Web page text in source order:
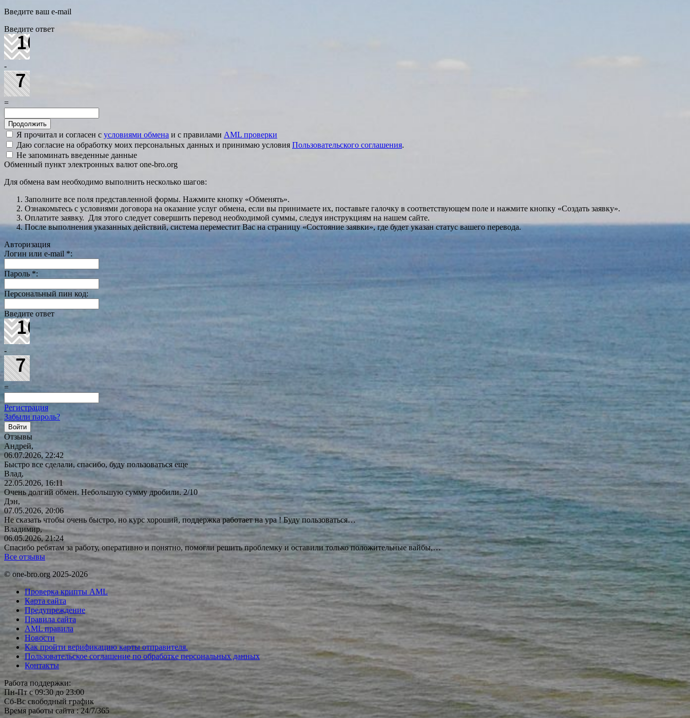
Введите ваш e-mail
Введите ответ
-
=
Я прочитал и согласен с условиями обмена и с правилами AML проверки
Даю согласие на обработку моих персональных данных и принимаю условия Пользовательского соглашения.
Не запоминать введенные данные
Обменный пункт электронных валют one-bro.org
Для обмена вам необходимо выполнить несколько шагов:
Заполните все поля представленной формы. Нажмите кнопку «Обменять».
Ознакомьтесь с условиями договора на оказание услуг обмена, если вы принимаете их, поставьте галочку в соответствующем поле и нажмите кнопку «Создать заявку».
Оплатите заявку. Для этого следует совершить перевод необходимой суммы, следуя инструкциям на нашем сайте.
После выполнения указанных действий, система переместит Вас на страницу «Состояние заявки», где будет указан статус вашего перевода.
Авторизация
Логин или e-mail *:
Пароль *:
Персональный пин код:
Введите ответ
-
=
Регистрация
Забыли пароль?
Отзывы
Андрей,
06.07.2026, 22:42
Быстро все сделали, спасибо, буду пользоваться еще
Влад,
22.05.2026, 16:11
Очень долгий обмен. Небольшую сумму дробили. 2/10
Дэн,
07.05.2026, 20:06
Не сказать чтобы очень быстро, но курс хороший, поддержка работает на ура ! Буду пользоваться…
Владимир,
06.05.2026, 21:24
Спасибо ребятам за работу, оперативно и понятно, помогли решить проблемку и оставили только положительные вайбы,…
Все отзывы
© one-bro.org 2025-2026
Проверка крипты AML
Карта сайта
Предупреждение
Правила сайта
AML правила
Новости
Как пройти верификацию карты отправителя.
Пользовательское соглашение по обработке персональных данных
Контакты
Работа поддержки:
Пн-Пт с 09:30 до 23:00
Сб-Вс свободный график
Время работы сайта : 24/7/365